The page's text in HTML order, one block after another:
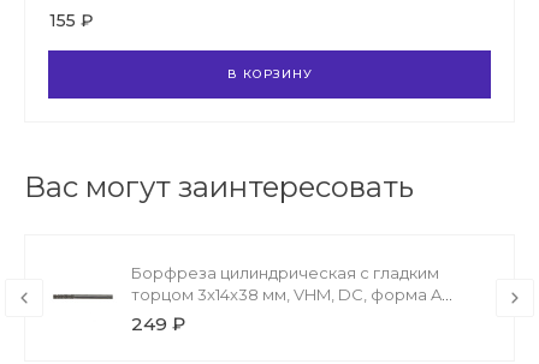
155 ₽
В КОРЗИНУ
Вас могут заинтересовать
Борфреза цилиндрическая с гладким
торцом 3x14x38 мм, VHM, DC, форма A
GARWIN
249 ₽